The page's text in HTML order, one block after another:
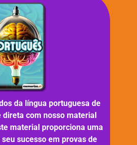
da língua portuguesa de
direta com nosso material
material proporciona uma
sucesso em provas de